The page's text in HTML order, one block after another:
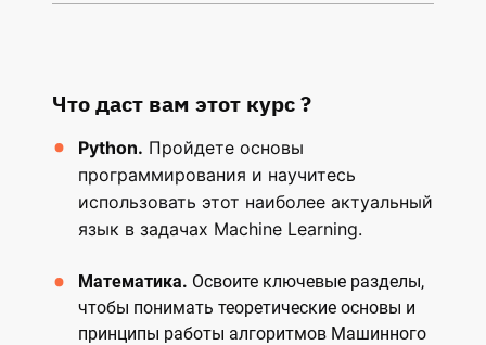
Что даст вам этот курс ?
Python. Пройдете основы
программирования и научитесь
использовать этот наиболее актуальный
язык в задачах Machine Learning.
Математика. Освоите ключевые разделы,
чтобы понимать теоретические основы и
принципы работы алгоритмов Машинного